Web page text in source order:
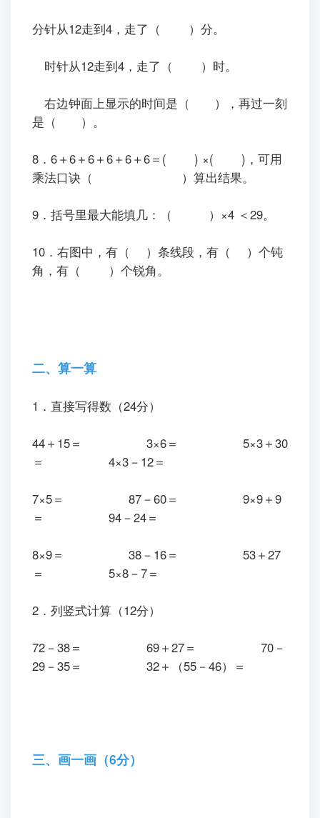
分针从12走到4，走了（ ）分。
时针从12走到4，走了（ ）时。
右边钟面上显示的时间是（ ），再过一刻
是（ ）。
8．6＋6＋6＋6＋6＋6＝( ) ×( )，可用
乘法口诀（ ）算出结果。
9．括号里最大能填几：（ ）×4 ＜29。
10．右图中，有（ ）条线段，有（ ）个钝
角，有（ ）个锐角。
二、算一算
1．直接写得数（24分）
44＋15＝ 3×6＝ 5×3＋30
＝ 4×3－12＝
7×5＝ 87－60＝ 9×9＋9
＝ 94－24＝
8×9＝ 38－16＝ 53＋27
＝ 5×8－7＝
2．列竖式计算（12分）
72－38＝ 69＋27＝ 70－
29－35＝ 32＋（55－46）＝
三、画一画（6分）